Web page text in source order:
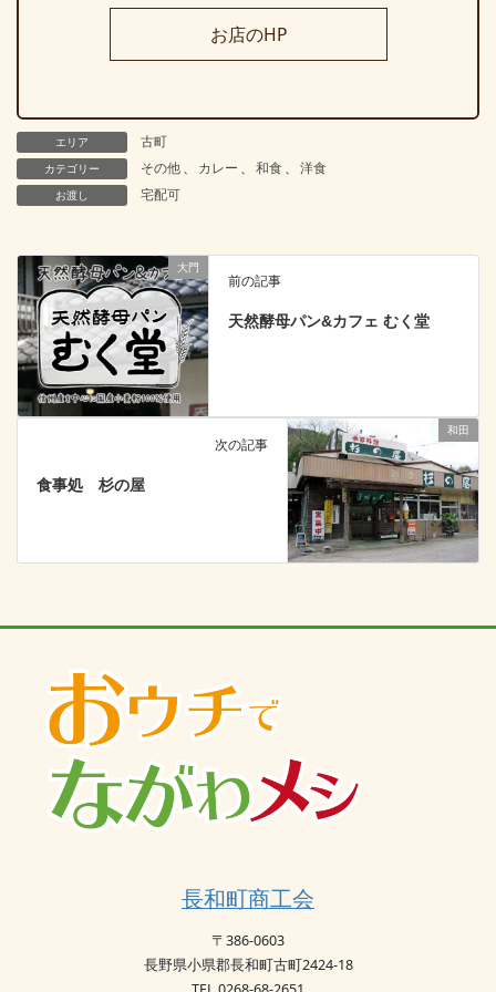
お店のHP
エリア 古町
カテゴリー その他 カレー 和食 洋食
お渡し 宅配可
大門
前の記事
天然酵母パン&カフェ むく堂
和田
次の記事
食事処 杉の屋
長和町商工会
〒386-0603
長野県小県郡長和町古町2424-18